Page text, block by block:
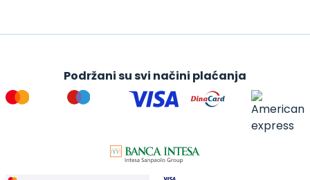
Podržani su svi načini plaćanja